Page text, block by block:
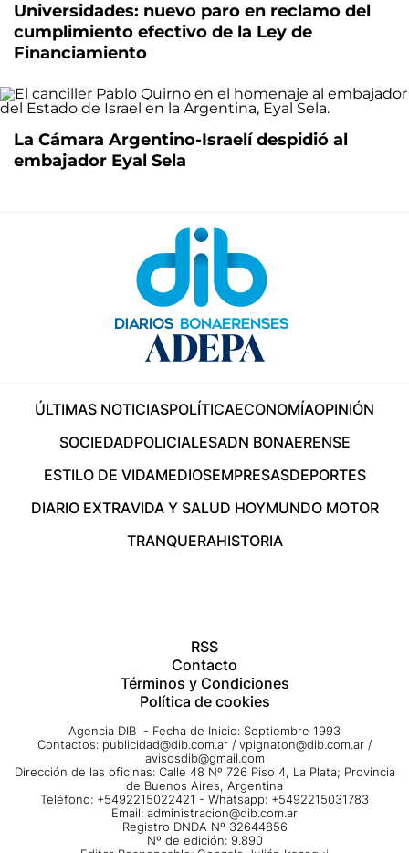
Universidades: nuevo paro en reclamo del
cumplimiento efectivo de la Ley de
Financiamiento
La Cámara Argentino-Israelí despidió al
embajador Eyal Sela
ÚLTIMAS NOTICIASPOLÍTICAECONOMÍAOPINIÓN
SOCIEDADPOLICIALESADN BONAERENSE
ESTILO DE VIDAMEDIOSEMPRESASDEPORTES
DIARIO EXTRAVIDA Y SALUD HOYMUNDO MOTOR
TRANQUERAHISTORIA
RSS
Contacto
Términos y Condiciones
Política de cookies
Agencia DIB - Fecha de Inicio: Septiembre 1993
Contactos: publicidad@dib.com.ar / vpignaton@dib.com.ar /
avisosdib@gmail.com
Dirección de las oficinas: Calle 48 Nº 726 Piso 4, La Plata; Provincia
de Buenos Aires, Argentina
Teléfono: +5492215022421 - Whatsapp: +5492215031783
Email: administracion@dib.com.ar
Registro DNDA Nº 32644856
Nº de edición: 9.890